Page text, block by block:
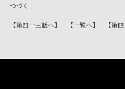
つづく！
【第四十三話へ】 【一覧へ】 【第